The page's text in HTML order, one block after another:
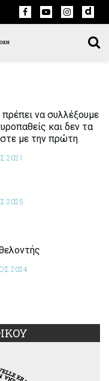
πρέπει να συλλέξουμε
και δεν τα
με την πρώτη
2021
2025
2024